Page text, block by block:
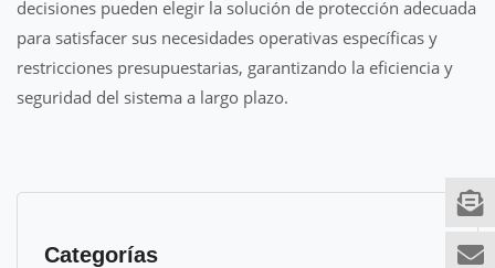
decisiones pueden elegir la solución de protección adecuada
para satisfacer sus necesidades operativas específicas y
restricciones presupuestarias, garantizando la eficiencia y
seguridad del sistema a largo plazo.
Categorías